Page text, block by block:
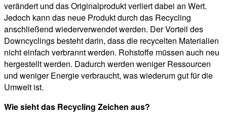
verändert und das Originalprodukt verliert dabei an Wert.
Jedoch kann das neue Produkt durch das Recycling
anschließend wiederverwendet werden. Der Vorteil des
Downcyclings besteht darin, dass die recycelten Materialien
nicht einfach verbrannt werden. Rohstoffe müssen auch neu
hergestellt werden. Dadurch werden weniger Ressourcen
und weniger Energie verbraucht, was wiederum gut für die
Umwelt ist.
Wie sieht das Recycling Zeichen aus?